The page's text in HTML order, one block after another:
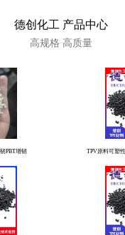
德创化工 产品中心
高规格 高质量
PBT增韧 TPV原料可塑